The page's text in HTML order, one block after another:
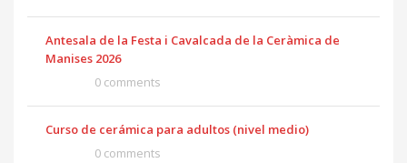
Antesala de la Festa i Cavalcada de la Ceràmica de
Manises 2026
0 comments
Curso de cerámica para adultos (nivel medio)
0 comments